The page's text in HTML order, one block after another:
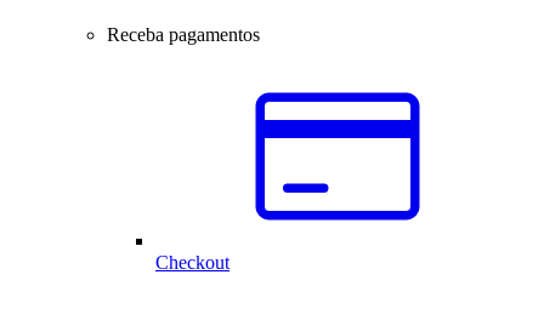
Receba pagamentos
Checkout